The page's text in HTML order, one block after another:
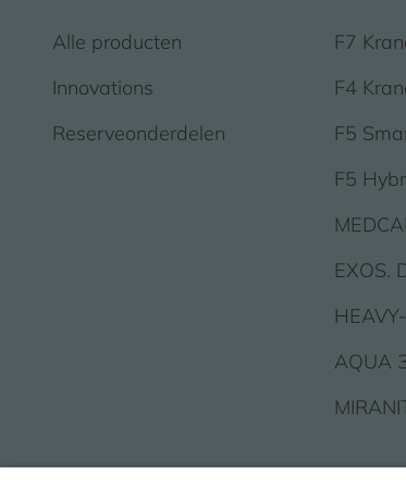
Alle producten
Innovations
Reserveonderdelen
F7
F4
F5
F5
EXOS.
AQUA